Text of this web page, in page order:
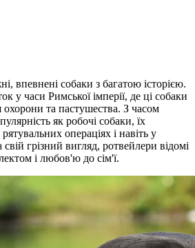
впевнені собаки з багатою історією.
у часи Римської імперії, де ці собаки
охорони та пастушества. З часом
як робочі собаки, їх
операціях і навіть у
грізний вигляд, ротвейлери відомі
і любов'ю до сім'ї.